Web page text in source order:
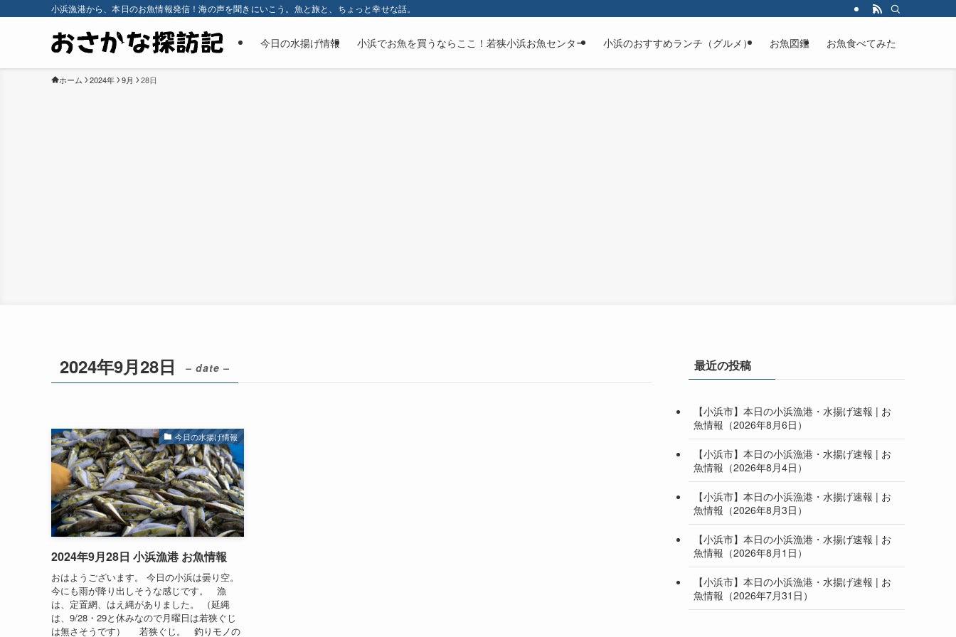
小浜漁港から、本日のお魚情報発信！海の声を聞きにいこう。魚と旅と、ちょっと幸せな話。
今日の水揚げ情報 小浜でお魚を買うならここ！若狭小浜お魚センター 小浜のおすすめランチ（グルメ） お魚図鑑 お魚食べてみた
ホーム 2024年 9月 28日
2024年9月28日 – date –
今日の水揚げ情報
2024年9月28日 小浜漁港 お魚情報
おはようございます。 今日の小浜は曇り空。
今にも雨が降り出しそうな感じです。 漁
は、定置網、はえ縄がありました。 （延縄
は、9/28・29と休みなので月曜日は若狭ぐじ
は無さそうです） 若狭ぐじ。 釣りモノの
最近の投稿
【小浜市】本日の小浜漁港・水揚げ速報 | お
魚情報（2026年8月6日）
【小浜市】本日の小浜漁港・水揚げ速報 | お
魚情報（2026年8月4日）
【小浜市】本日の小浜漁港・水揚げ速報 | お
魚情報（2026年8月3日）
【小浜市】本日の小浜漁港・水揚げ速報 | お
魚情報（2026年8月1日）
【小浜市】本日の小浜漁港・水揚げ速報 | お
魚情報（2026年7月31日）